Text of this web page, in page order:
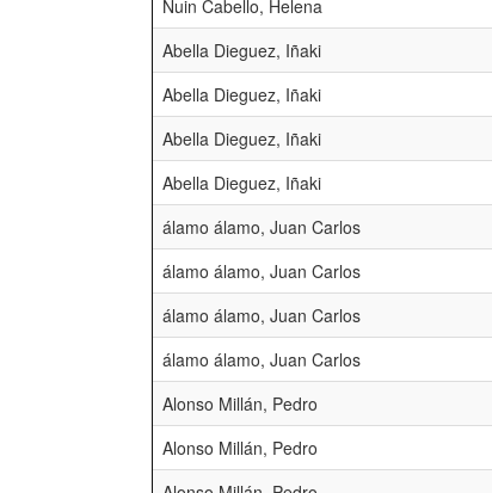
Nuin Cabello, Helena
Abella Dieguez, Iñaki
Abella Dieguez, Iñaki
Abella Dieguez, Iñaki
Abella Dieguez, Iñaki
álamo álamo, Juan Carlos
álamo álamo, Juan Carlos
álamo álamo, Juan Carlos
álamo álamo, Juan Carlos
Alonso Millán, Pedro
Alonso Millán, Pedro